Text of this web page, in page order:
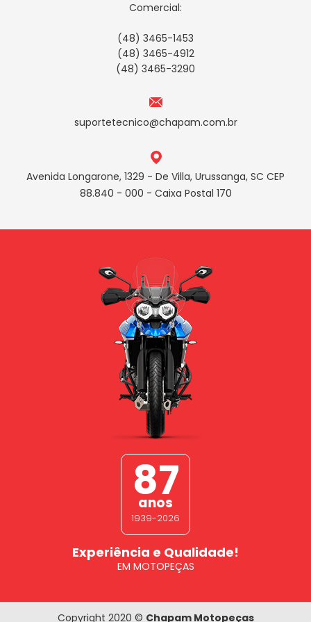
Comercial:
(48) 3465-1453
(48) 3465-4912
(48) 3465-3290
suportetecnico@chapam.com.br
Avenida Longarone, 1329 - De Villa, Urussanga, SC CEP
88.840 - 000 - Caixa Postal 170
87
anos
1939-2026
Experiência e Qualidade!
EM MOTOPEÇAS
Copyright 2020 © Chapam Motopeças